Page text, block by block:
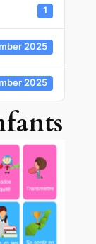
1
2025
2025